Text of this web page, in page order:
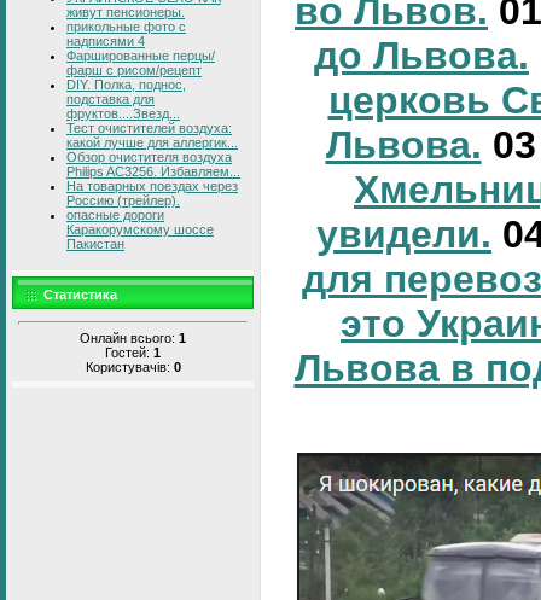
живут пенсионеры.
прикольные фото с
надписями 4
Фаршированные перцы/
фарш с рисом/рецепт
DIY. Полка, поднос,
подставка для
фруктов....Звезд...
Тест очистителей воздуха:
какой лучше для аллергик...
Обзор очистителя воздуха
Philips AC3256. Избавляем...
На товарных поездах через
Россию (трейлер).
опасные дороги
Каракорумскому шоссе
Пакистан
Статистика
Онлайн всього: 1
Гостей: 1
Користувачів: 0
во Львов.
до Львова.
церковь
Львова.
увидели.
для
это
Львова в